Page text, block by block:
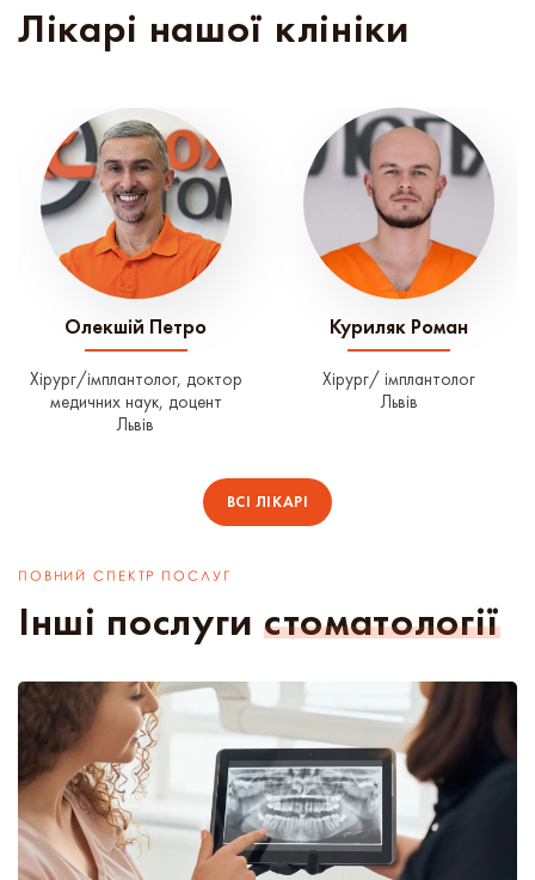
Лікарі нашої клініки
Олекшій Петро
Хірург/імплантолог, доктор
медичних наук, доцент
Львів
Куриляк Роман
Хірург/ імплантолог
Львів
ВСІ ЛІКАРІ
ПОВНИЙ СПЕКТР ПОСЛУГ
Інші послуги стоматології